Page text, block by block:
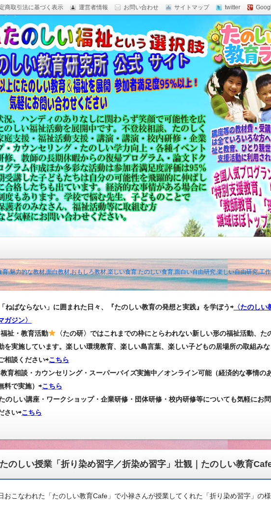
商取引法に基づく表示 運営者情報 お問い合わせ サイトマップ twitter
公式サイト
研究,楽しい福祉活動,楽しい授業がした
本一,Research Institute Delightful
づけ,沖縄 学力問題,教材 ネタ,授業ネタ,学
educationes,グッジョブ,カリスマ教師,沖縄
説実験授業,たのしい講演,楽しい講演,楽しい
学力」を,自由研究,いっきゅう先生,いっきゅ
力問題,授業名人,RIDE,PEALカウンセリン
倉聖宣,ＬＥＡＰカウンセリング,LEAP,学力
かせ,授業ネタ,授業アイディア,教育をたのし
と本来のたのしさと賢さを沖縄から世界へ,設
,仮説実験授,楽しい学力向上,たのしい学力,自
,魅力的な教材,面白教材,おもしろ教材,楽しい食育 たのしい食育,面白い自由研究,楽しい自由研究,工作
「ねばならない」に囲まれた日々、『たのしい教育の発想と実践』を学ぼう⇨〈たのしい
ガジン〉
福祉・教育活動
〈たの研〉ではこれまでの枠にとらわれない新しい形の福祉活動、た
を実施しています。楽しい環境教育、楽しい島言葉、楽しい子どもの居場所の取組み
相談ください⇨こちら
教育相談・カウンセリング・スーパーバイズ実施中／オンライン可能（経済的な事情の
料で実施）⇨こちら
のしい講座・ワークショップ・企業研修・団体研修・校内研修等についても気軽にお
さい⇨こちら
たのしい授業「折り染め習字／折染め習字」壮観｜たのしい教育
おこなわれた「たのしい教育Cafe」で小禄さんが授業してくれた「折り染め習字」の様